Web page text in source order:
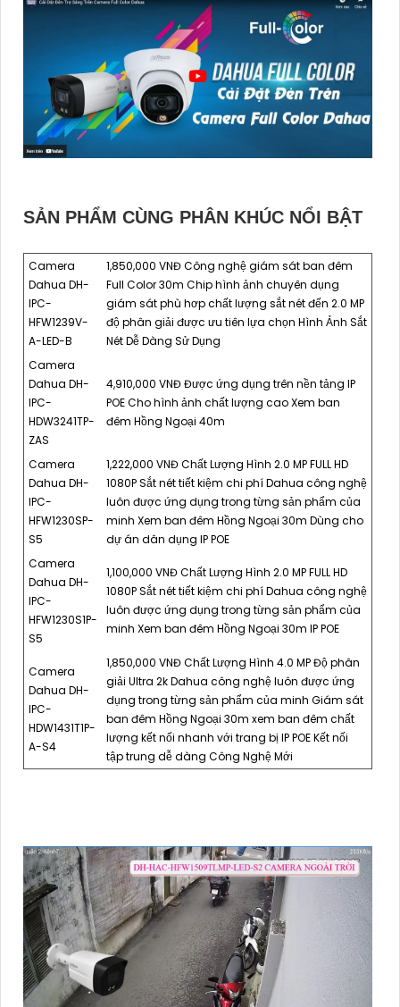
SẢN PHẨM CÙNG PHÂN KHÚC NỔI BẬT
Camera
Dahua DH-
IPC-
HFW1239V-
A-LED-B
1,850,000 VNĐ Công nghệ giám sát ban đêm
Full Color 30m Chip hình ảnh chuyên dụng
giám sát phù hơp chất lượng sắt nét đến 2.0 MP
độ phân giải được ưu tiên lựa chọn Hình Ảnh Sắt
Nét Dễ Dàng Sử Dụng
Camera
Dahua DH-
IPC-
HDW3241TP-
ZAS
4,910,000 VNĐ Được ứng dụng trên nền tảng IP
POE Cho hình ảnh chất lượng cao Xem ban
đêm Hồng Ngoại 40m
Camera
Dahua DH-
IPC-
HFW1230SP-
S5
1,222,000 VNĐ Chất Lượng Hình 2.0 MP FULL HD
1080P Sắt nét tiết kiệm chi phí Dahua công nghệ
luôn được ứng dụng trong từng sản phẩm của
minh Xem ban đêm Hồng Ngoại 30m Dùng cho
dự án dân dụng IP POE
Camera
Dahua DH-
IPC-
HFW1230S1P-
S5
1,100,000 VNĐ Chất Lượng Hình 2.0 MP FULL HD
1080P Sắt nét tiết kiệm chi phí Dahua công nghệ
luôn được ứng dụng trong từng sản phẩm của
minh Xem ban đêm Hồng Ngoại 30m IP POE
Camera
Dahua DH-
IPC-
HDW1431T1P-
A-S4
1,850,000 VNĐ Chất Lượng Hình 4.0 MP Độ phân
giải Ultra 2k Dahua công nghệ luôn được ứng
dụng trong từng sản phẩm của minh Giám sát
ban đêm Hồng Ngoại 30m xem ban đêm chất
lượng kết nối nhanh với trang bị IP POE Kết nối
tập trung dễ dàng Công Nghệ Mới